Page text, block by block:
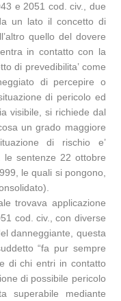
e 2051 cod. civ., due
un lato il concetto di
quello del dovere
in contatto con la
di prevedibilita’ come
di percepire o
di pericolo ed
visibile, si richiede dal
un grado maggiore
di rischio e’
le sentenze 22 ottobre
le quali si pongono,
trovava applicazione
cod. civ., con diverse
danneggiante, questa
“fa pur sempre
di chi entri in contatto
di possibile pericolo
superabile mediante